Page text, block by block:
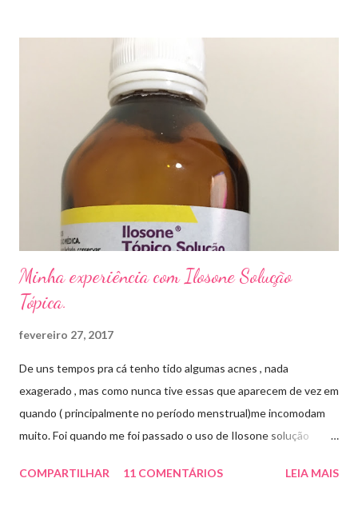
micose de unha é feito com esmaltes antifúngicos ou remédios
orais ,ou para aplicação local receitados pelo dermatologista. O
tempo para tratamento pode variar de 06 meses a um ano. Para
quem prefere tratamentos caseiros , pode aplicar óleo de cravo
duas vezes ao dia. Eu já passei por isso, pelo uso de muito
sapato fechado e apertado . E utilizei o Ciclopirox olamina que é
um agente antifúngico sintético para tratamento dermatológico
Minha experiência com Ilosone Solução
Tópica.
fevereiro 27, 2017
De uns tempos pra cá tenho tido algumas acnes , nada
exagerado , mas como nunca tive essas que aparecem de vez em
quando ( principalmente no período menstrual)me incomodam
muito. Foi quando me foi passado o uso de Ilosone solução
uma consulta com o dermatologista) O Ilosone é um antibiótico
COMPARTILHAR 11 COMENTÁRIOS LEIA MAIS